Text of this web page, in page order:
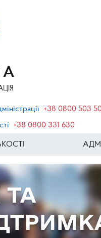
+38 0800 503
+38 0800 331 630